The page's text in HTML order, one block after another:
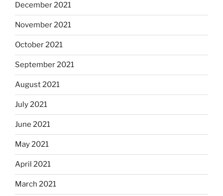
December 2021
November 2021
October 2021
September 2021
August 2021
July 2021
June 2021
May 2021
April 2021
March 2021